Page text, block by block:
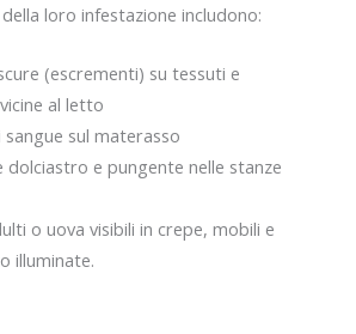
loro infestazione includono:
(escrementi) su tessuti e
al letto
sangue sul materasso
dolciastro e pungente nelle stanze
o uova visibili in crepe, mobili e
illuminate.